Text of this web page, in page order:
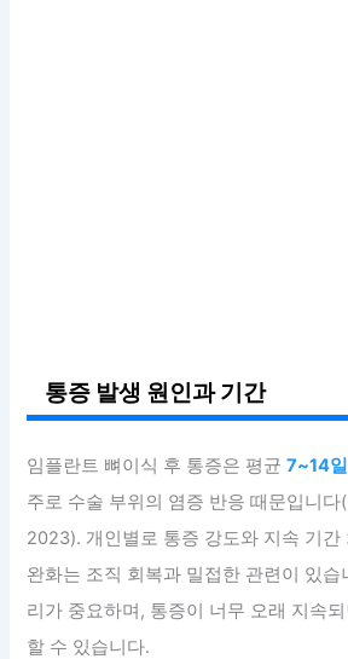
통증 발생 원인과 기간
임플란트 뼈이식 후 통증은 평균7~14일
주로 수술 부위의 염증 반응 때문입니다
2023). 개인별로 통증 강도와 지속 기간
완화는 조직 회복과 밀접한 관련이 있
리가 중요하며, 통증이 너무 오래 지속
할 수 있습니다.